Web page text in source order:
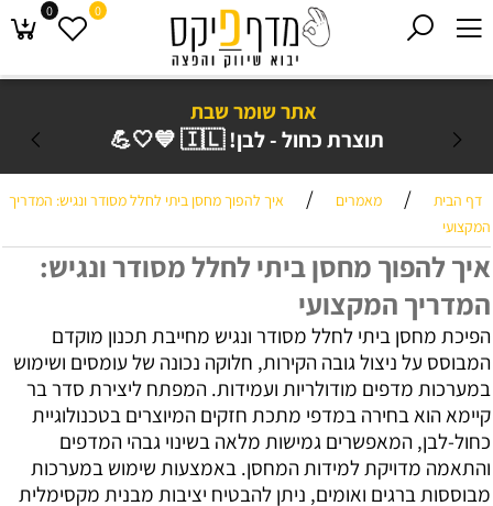
אתר שומר שבת
תוצרת כחול - לבן! 🇮🇱 💙🤍💪 משלוח
0 0
דף הבית / מאמרים /
איך להפוך מחסן ביתי לחלל מסודר ונגיש: המדריך
המקצועי
איך להפוך מחסן ביתי לחלל מסודר ונגיש:
המדריך המקצועי
הפיכת מחסן ביתי לחלל מסודר ונגיש מחייבת תכנון מוקדם
המבוסס על ניצול גובה הקירות, חלוקה נכונה של עומסים ושימוש
במערכות מדפים מודולריות ועמידות. המפתח ליצירת סדר בר
קיימא הוא בחירה במדפי מתכת חזקים המיוצרים בטכנולוגיית
כחול-לבן, המאפשרים גמישות מלאה בשינוי גבהי המדפים
והתאמה מדויקת למידות המחסן. באמצעות שימוש במערכות
מבוססות ברגים ואומים, ניתן להבטיח יציבות מבנית מקסימלית